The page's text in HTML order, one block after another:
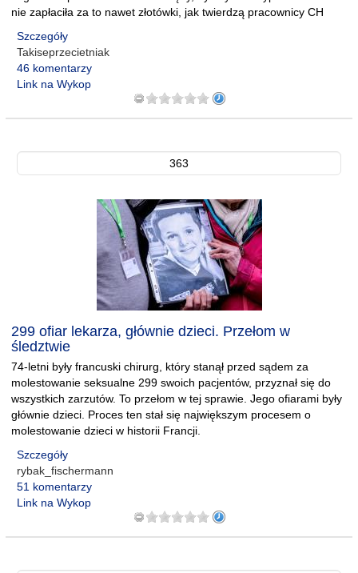
nie zapłaciła za to nawet złotówki, jak twierdzą pracownicy CH
Szczegóły
Takiseprzecietniak
46 komentarzy
Link na Wykop
363
299 ofiar lekarza, głównie dzieci. Przełom w
śledztwie
74-letni były francuski chirurg, który stanął przed sądem za
molestowanie seksualne 299 swoich pacjentów, przyznał się do
wszystkich zarzutów. To przełom w tej sprawie. Jego ofiarami były
głównie dzieci. Proces ten stał się największym procesem o
molestowanie dzieci w historii Francji.
Szczegóły
rybak_fischermann
51 komentarzy
Link na Wykop